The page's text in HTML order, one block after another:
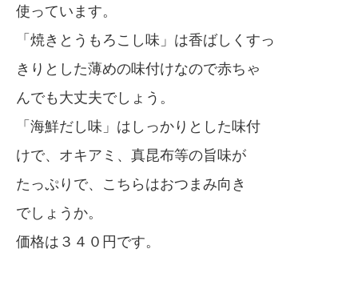
使っています。
「焼きとうもろこし味」は香ばしくすっ
きりとした薄めの味付けなので赤ちゃ
んでも大丈夫でしょう。
「海鮮だし味」はしっかりとした味付
けで、オキアミ、真昆布等の旨味が
たっぷりで、こちらはおつまみ向き
でしょうか。
価格は３４０円です。